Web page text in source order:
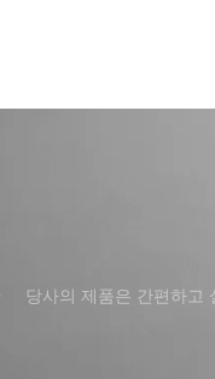
당사의 제품은 간편하고